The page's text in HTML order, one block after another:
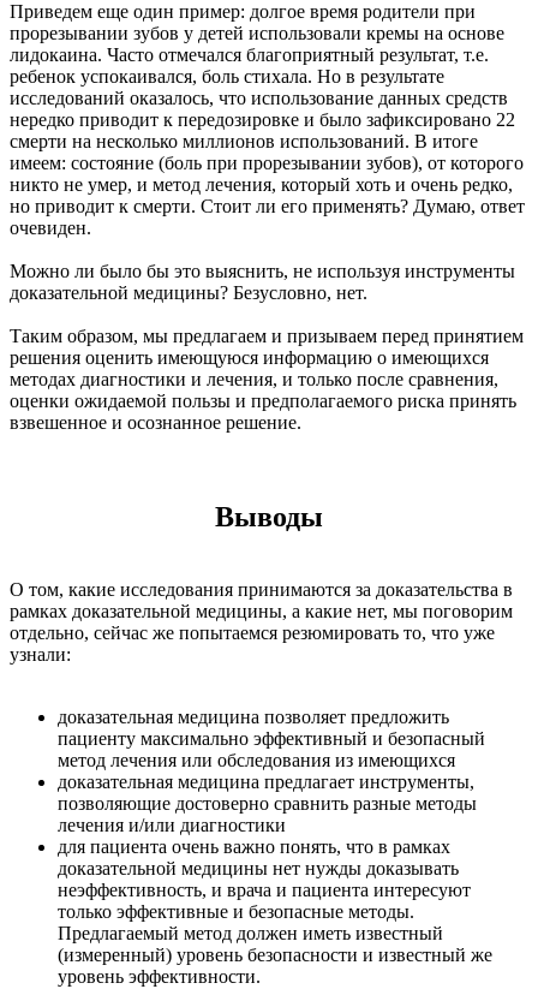
Приведем еще один пример: долгое время родители при
прорезывании зубов у детей использовали кремы на основе
лидокаина. Часто отмечался благоприятный результат, т.е.
ребенок успокаивался, боль стихала. Но в результате
исследований оказалось, что использование данных средств
нередко приводит к передозировке и было зафиксировано 22
смерти на несколько миллионов использований. В итоге
имеем: состояние (боль при прорезывании зубов), от которого
никто не умер, и метод лечения, который хоть и очень редко,
но приводит к смерти. Стоит ли его применять? Думаю, ответ
очевиден.
Можно ли было бы это выяснить, не используя инструменты
доказательной медицины? Безусловно, нет.
Таким образом, мы предлагаем и призываем перед принятием
решения оценить имеющуюся информацию о имеющихся
методах диагностики и лечения, и только после сравнения,
оценки ожидаемой пользы и предполагаемого риска принять
взвешенное и осознанное решение.
Выводы
О том, какие исследования принимаются за доказательства в
рамках доказательной медицины, а какие нет, мы поговорим
отдельно, сейчас же попытаемся резюмировать то, что уже
узнали:
доказательная медицина позволяет предложить
пациенту максимально эффективный и безопасный
метод лечения или обследования из имеющихся
доказательная медицина предлагает инструменты,
позволяющие достоверно сравнить разные методы
лечения и/или диагностики
для пациента очень важно понять, что в рамках
доказательной медицины нет нужды доказывать
неэффективность, и врача и пациента интересуют
только эффективные и безопасные методы.
Предлагаемый метод должен иметь известный
(измеренный) уровень безопасности и известный же
уровень эффективности.